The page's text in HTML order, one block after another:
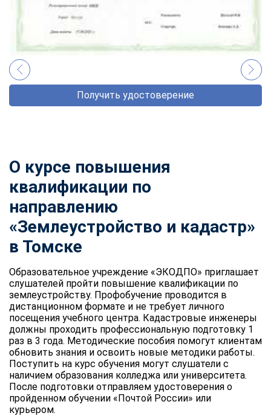
Получить удостоверение
О курсе повышения
квалификации по
направлению
«Землеустройство и кадастр»
в Томске
Образовательное учреждение «ЭКОДПО» приглашает
слушателей пройти повышение квалификации по
землеустройству. Профобучение проводится в
дистанционном формате и не требует личного
посещения учебного центра. Кадастровые инженеры
должны проходить профессиональную подготовку 1
раз в 3 года. Методические пособия помогут клиентам
обновить знания и освоить новые методики работы.
Поступить на курс обучения могут слушатели с
наличием образования колледжа или университета.
После подготовки отправляем удостоверения о
пройденном обучении «Почтой России» или
курьером.